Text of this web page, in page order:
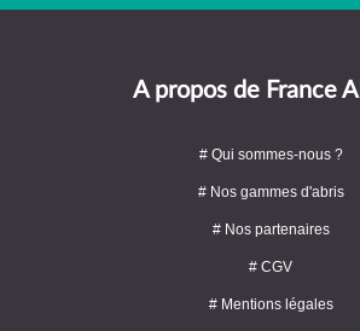
A propos de France
# Qui sommes-nous ?
# Nos gammes d'abris
# Nos partenaires
# CGV
# Mentions légales